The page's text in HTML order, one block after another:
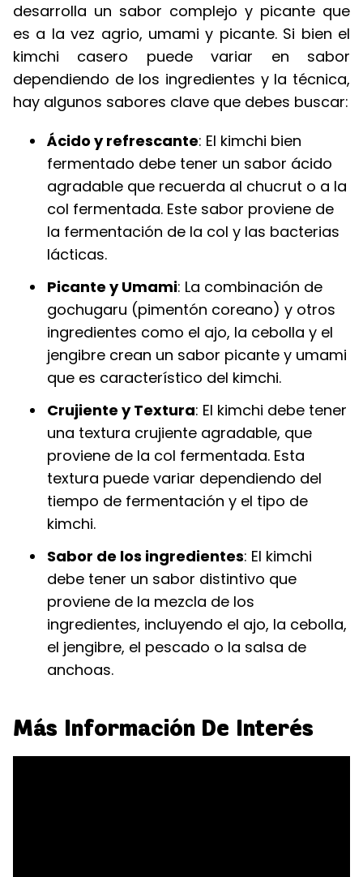
desarrolla un sabor complejo y picante que
es a la vez agrio, umami y picante. Si bien el
kimchi casero puede variar en sabor
dependiendo de los ingredientes y la técnica,
hay algunos sabores clave que debes buscar:
Ácido y refrescante: El kimchi bien
fermentado debe tener un sabor ácido
agradable que recuerda al chucrut o a la
col fermentada. Este sabor proviene de
la fermentación de la col y las bacterias
lácticas.
Picante y Umami: La combinación de
gochugaru (pimentón coreano) y otros
ingredientes como el ajo, la cebolla y el
jengibre crean un sabor picante y umami
que es característico del kimchi.
Crujiente y Textura: El kimchi debe tener
una textura crujiente agradable, que
proviene de la col fermentada. Esta
textura puede variar dependiendo del
tiempo de fermentación y el tipo de
kimchi.
Sabor de los ingredientes: El kimchi
debe tener un sabor distintivo que
proviene de la mezcla de los
ingredientes, incluyendo el ajo, la cebolla,
el jengibre, el pescado o la salsa de
anchoas.
Más Información De Interés